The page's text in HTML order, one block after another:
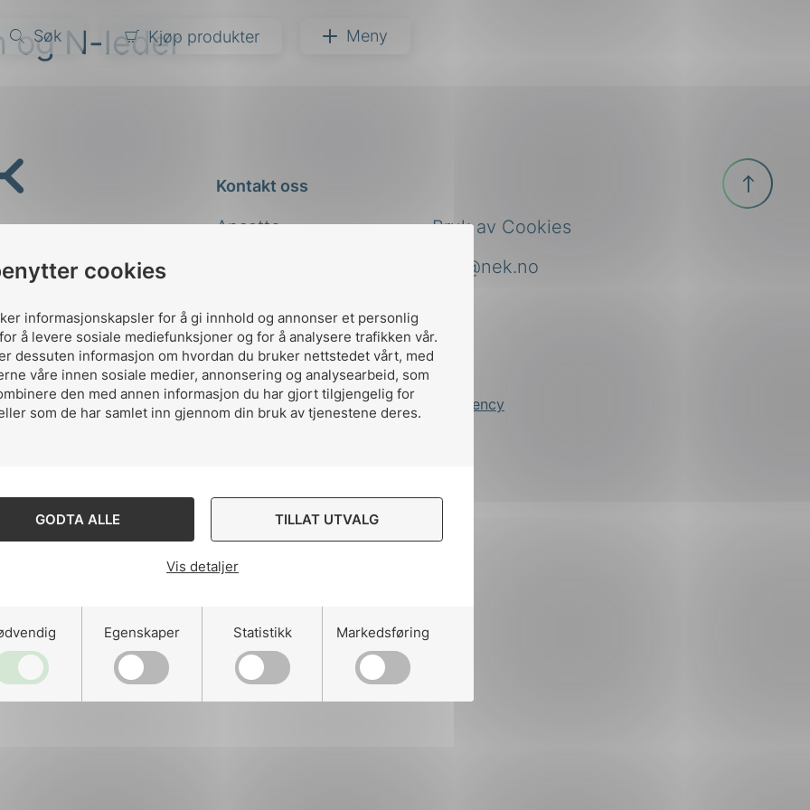
cookies
informasjonskapsler for å gi innhold og annonser et personlig
å levere sosiale mediefunksjoner og for å analysere trafikken vår.
dessuten informasjon om hvordan du bruker nettstedet vårt, med
våre innen sosiale medier, annonsering og analysearbeid, som
den med annen informasjon du har gjort tilgjengelig for
som de har samlet inn gjennom din bruk av tjenestene deres.
GODTA ALLE TILLAT UTVALG
Vis detaljer
Egenskaper Statistikk Markedsføring
Søk Kjøp produkter Meny
og N-leder
Kontakt oss
Ansatte
nek@nek.no
Bruk av Cookies
Designed and developed by Stem Agency
Til
toppen